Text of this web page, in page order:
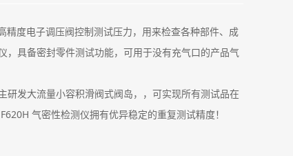
精度电子调压阀控制测试压力，用来检查各种部件、成
，具备密封零件测试功能，可用于没有充气口的产品气
研发大流量小容积滑阀式阀岛，，可实现所有测试品在
气密性检测仪拥有优异稳定的重复测试精度！